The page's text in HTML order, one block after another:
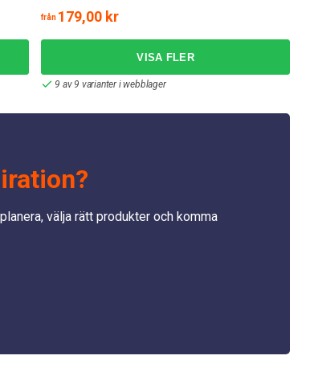
från 179,00 kr
9 av 9 varianter i webblager
välja rätt produkter och komma